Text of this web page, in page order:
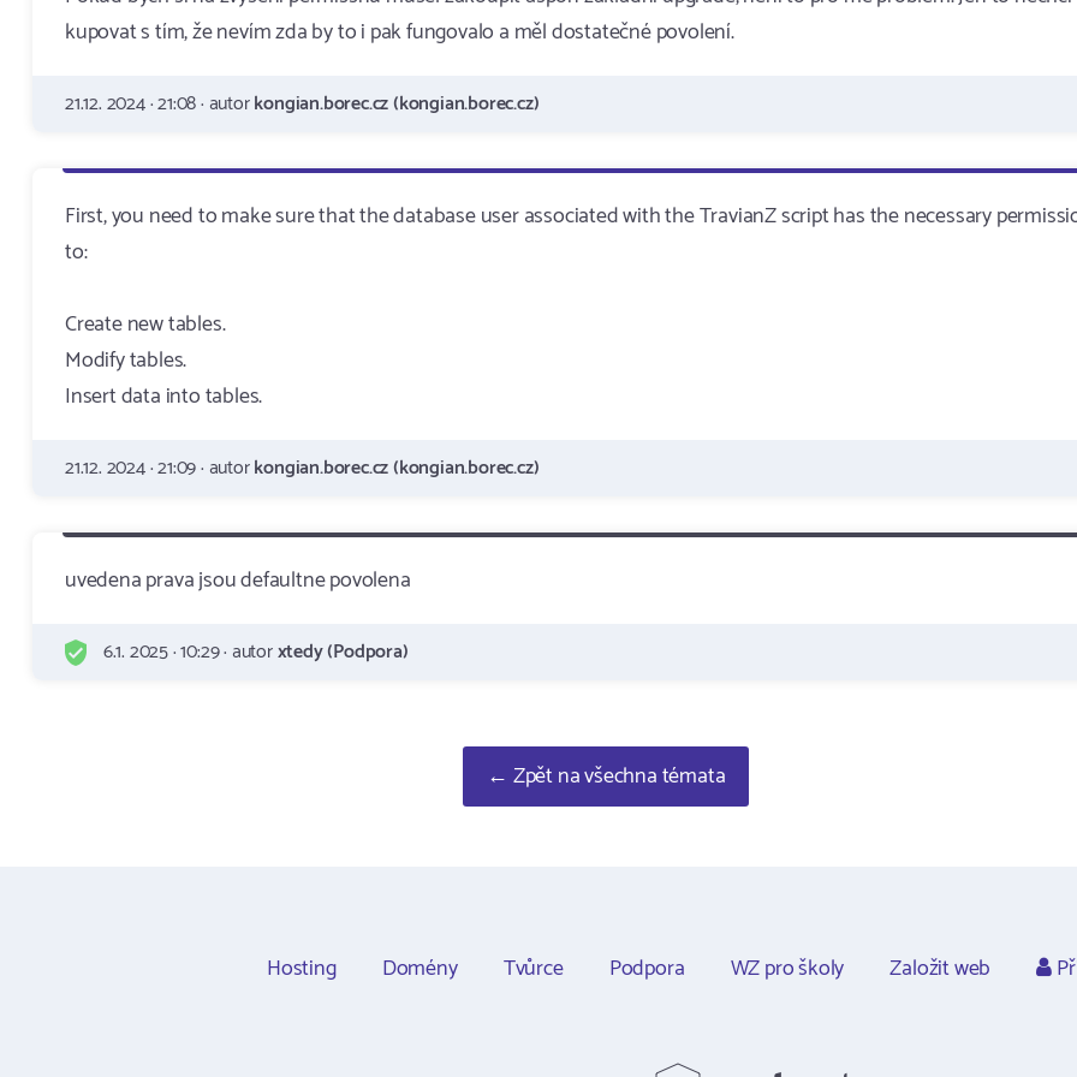
kupovat s tím, že nevím zda by to i pak fungovalo a měl dostatečné povolení.
21.12. 2024 · 21:08 · autorkongian.borec.cz (kongian.borec.cz)
First, you need to make sure that the database user associated with the TravianZ script has the necessary
to:
Create new tables.
Modify tables.
Insert data into tables.
21.12. 2024 · 21:09 · autorkongian.borec.cz (kongian.borec.cz)
uvedena prava jsou defaultne povolena
6.1. 2025 · 10:29 · autorxtedy (Podpora)
← Zpět na všechna témata
Hosting Domény Tvůrce Podpora WZ pro školy Založit web